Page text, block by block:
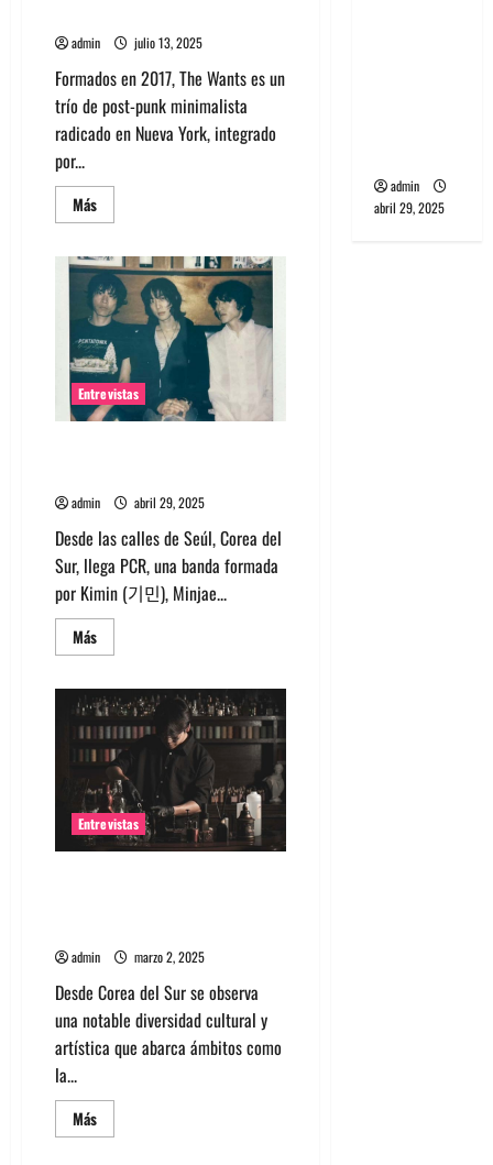
admin julio 13, 2025
Formados en 2017, The Wants es un
trío de post-punk minimalista
radicado en Nueva York, integrado
por...
MásLeer
más
Entrevista
a
The
Wants:
Su
universo
distorsionado
Entrevistas
admin abril 29, 2025
Desde las calles de Seúl, Corea del
Sur, llega PCR, una banda formada
por Kimin (기민), Minjae...
MásLeer
más
Entrevista:
banda
PCR,
No
Wave
Art
punk
de
Corea
del
Entrevistas
admin marzo 2, 2025
Desde Corea del Sur se observa
una notable diversidad cultural y
artística que abarca ámbitos como
la...
MásLeer
más
admin
abril 29, 2025